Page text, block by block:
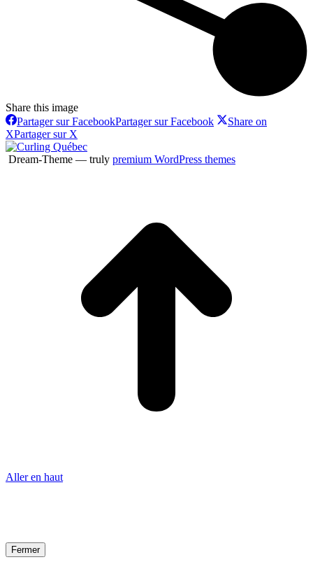
Share this image
Partager sur FacebookPartager sur Facebook
Share on
XPartager sur X
Dream-Theme — truly premium WordPress themes
Aller en haut
Fermer